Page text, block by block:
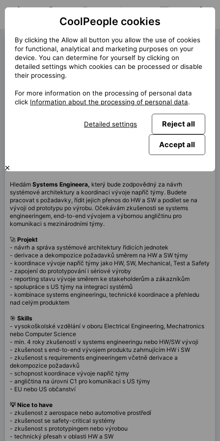
Job search My jobs Notifications Messages
Systems Engineer (42255)
« Back
Location
Brno, Praha
Start (lenght)
5/2026 (12m)
Hledám Systems Engineera, který bude zodpovědný za návrh
systémové architektury a koordinaci vývoje napříč týmy. Budete
pracovat s požadavky, řídit jejich přenos do HW a SW a podílet se na
vývoji od prototypu po výrobu. Očekávám zkušenosti se systems
engineeringem, end-to-end vývojem a výbornou angličtinu pro
komunikaci s mezinárodními týmy.
🚀 Projekt
- návrh a správa systémové architektury řídicích jednotek
- derivace a dekompozice požadavků směrem na HW a SW týmy
- koordinace vývoje napříč týmy jako HW, SW, Mechanical, Test a Safety
- zapojení do prototypování i sériové výroby
- reporting stavu vývoje směrem ke stakeholderům a zákazníkům
- spolupráce s US týmy na integraci systémů
- kombinace systems engineeringu, technické koordinace a přehledu
nad celým produktem
🎯 Skills
- vysokoškolské vzdělání v oboru Electrical Engineering, Mechatronics
nebo Computer Science
- min. 4 roky zkušeností v systems engineeringu nebo HW/SW vývoji
- zkušenost s end-to-end vývojem produktu zahrnujícím HW i SW
- zkušenost s requirements engineeringem včetně derivace a
dekompozice požadavků
- schopnost koordinace vývoje napříč týmy
- angličtina na úrovni C1 pro komunikaci s US týmy
- EU nebo US občanství
💡 Nice to have
- zkušenost z aerospace nebo automotive prostředí
- zkušenost se safety-critical systémy
- zkušenost s prototypingem nebo výrobou
- technický přesah v oblasti HW a SW
CoolPeople cookies
By clicking the Allow all button you allow the use of cookies
for functional, analytical and marketing purposes on your
device. You can determine for yourself by clicking on
detailed settings which cookies can be processed or disable
their processing.
For more information on the processing of personal data
click Information about the processing of personal data.
Detailed settings Reject all
Accept all